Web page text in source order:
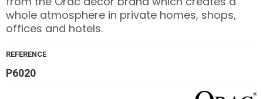
whole atmosphere in private homes, shops,
offices and hotels.
REFERENCE
P6020